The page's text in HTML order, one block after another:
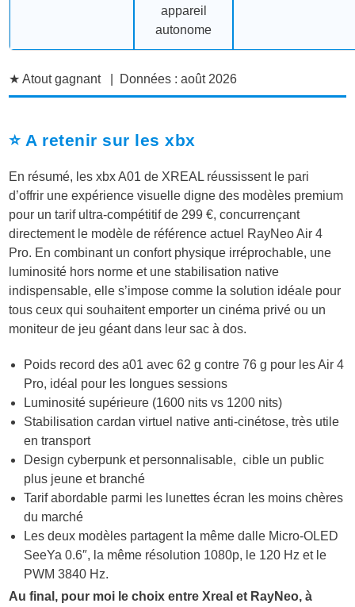
appareil
autonome
★ Atout gagnant | Données : août 2026
⭐ A retenir sur les xbx
En résumé, les xbx A01 de XREAL réussissent le pari
d’offrir une expérience visuelle digne des modèles premium
pour un tarif ultra-compétitif de 299 €, concurrençant
directement le modèle de référence actuel RayNeo Air 4
Pro. En combinant un confort physique irréprochable, une
luminosité hors norme et une stabilisation native
indispensable, elle s’impose comme la solution idéale pour
tous ceux qui souhaitent emporter un cinéma privé ou un
moniteur de jeu géant dans leur sac à dos.
Poids record des a01 avec 62 g contre 76 g pour les Air 4
Pro, idéal pour les longues sessions
Luminosité supérieure (1600 nits vs 1200 nits)
Stabilisation cardan virtuel native anti-cinétose, très utile
en transport
Design cyberpunk et personnalisable, cible un public
plus jeune et branché
Tarif abordable parmi les lunettes écran les moins chères
du marché
Les deux modèles partagent la même dalle Micro-OLED
SeeYa 0.6″, la même résolution 1080p, le 120 Hz et le
PWM 3840 Hz.
Au final, pour moi le choix entre Xreal et RayNeo, à